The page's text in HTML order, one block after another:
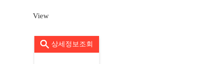
View
상세정보조회